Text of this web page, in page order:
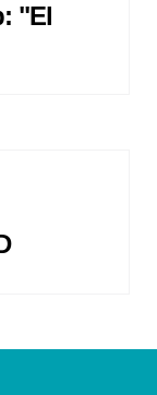
"El